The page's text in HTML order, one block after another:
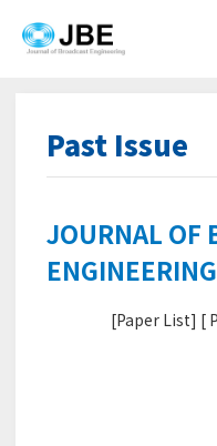
Past Issue
JOURNAL OF
[Paper List] [